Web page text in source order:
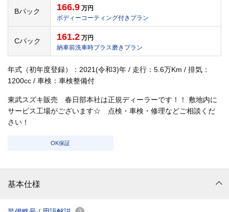
Bパック 166.9 万円
ボディーコーティング付きプラン
Cパック 161.2 万円
納車前洗車時プラス磨きプラン
年式（初年度登録）：2021(令和3)年 / 走行：5.6万Km / 排気：
1200cc / 車検：車検整備付
東武スズキ販売 春日部本社は正規ディーラーです！！ 敷地内に
サービス工場がございます☆ 点検・車検・修理などご相談くだ
さい！
OK保証
基本仕様